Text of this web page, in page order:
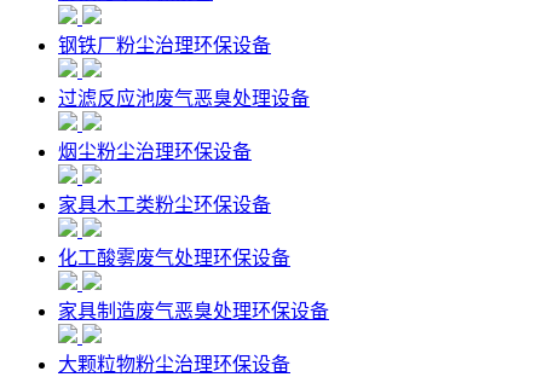
钢铁厂粉尘治理环保设备
过滤反应池废气恶臭处理设备
烟尘粉尘治理环保设备
家具木工类粉尘环保设备
化工酸雾废气处理环保设备
家具制造废气恶臭处理环保设备
大颗粒物粉尘治理环保设备